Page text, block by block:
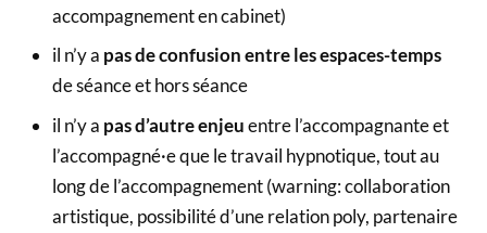
accompagnement en cabinet)
il n’y a pas de confusion entre les espaces-temps
de séance et hors séance
il n’y a pas d’autre enjeuentre l’accompagnante et
l’accompagné·e que le travail hypnotique, tout au
long de l’accompagnement (warning: collaboration
artistique, possibilité d’une relation poly, partenaire